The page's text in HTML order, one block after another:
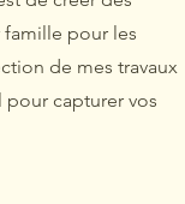
pour les
de mes travaux
capturer vos